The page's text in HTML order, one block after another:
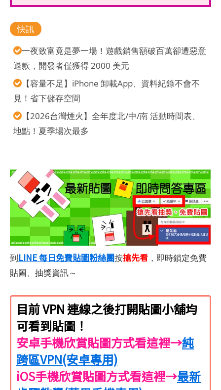
快訊
一夜致富竟是夢一場！遊戲銷售額破百萬卻遭惡意
退款，開發者僅獲得 2000 美元
【容量不足】iPhone 卸載App、資料紀錄不會不
見！省下儲存空間
【2026台灣煙火】全年度北/中/南 活動時間表、
地點！夏季場次最多
到LINE 每日免費貼圖粉絲團按搶先看 ，即時鎖定免費
貼圖、抽獎資訊～
目前 VPN 連線之後打開貼圖小舖均
可看到貼圖！
安卓手機欣賞貼圖方式看這裡→純
跨區VPN(安卓專用)
iOS手機欣賞貼圖方式看這裡→最新